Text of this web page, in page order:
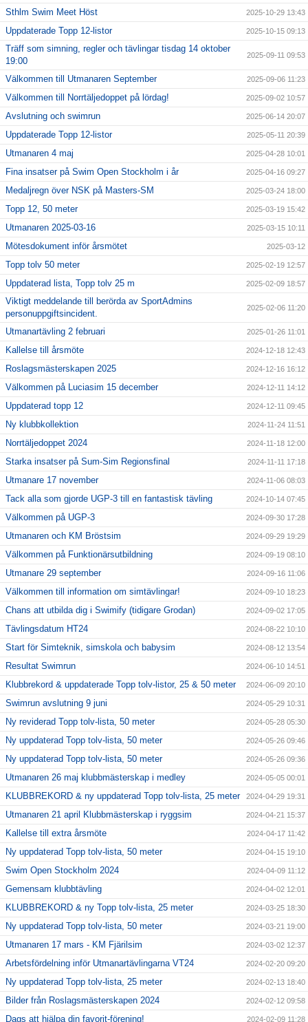
Sthlm Swim Meet Höst 2025-10-29 13:43
Uppdaterade Topp 12-listor 2025-10-15 09:13
Träff som simning, regler och tävlingar tisdag 14 oktober
19:00
2025-09-11 09:53
Välkommen till Utmanaren September 2025-09-06 11:23
Välkommen till Norrtäljedoppet på lördag! 2025-09-02 10:57
Avslutning och swimrun 2025-06-14 20:07
Uppdaterade Topp 12-listor 2025-05-11 20:39
Utmanaren 4 maj 2025-04-28 10:01
Fina insatser på Swim Open Stockholm i år 2025-04-16 09:27
Medaljregn över NSK på Masters-SM 2025-03-24 18:00
Topp 12, 50 meter 2025-03-19 15:42
Utmanaren 2025-03-16 2025-03-15 10:11
Mötesdokument inför årsmötet 2025-03-12
Topp tolv 50 meter 2025-02-19 12:57
Uppdaterad lista, Topp tolv 25 m 2025-02-09 18:57
Viktigt meddelande till berörda av SportAdmins
personuppgiftsincident.
2025-02-06 11:20
Utmanartävling 2 februari 2025-01-26 11:01
Kallelse till årsmöte 2024-12-18 12:43
Roslagsmästerskapen 2025 2024-12-16 16:12
Välkommen på Luciasim 15 december 2024-12-11 14:12
Uppdaterad topp 12 2024-12-11 09:45
Ny klubbkollektion 2024-11-24 11:51
Norrtäljedoppet 2024 2024-11-18 12:00
Starka insatser på Sum-Sim Regionsfinal 2024-11-11 17:18
Utmanare 17 november 2024-11-06 08:03
Tack alla som gjorde UGP-3 till en fantastisk tävling 2024-10-14 07:45
Välkommen på UGP-3 2024-09-30 17:28
Utmanaren och KM Bröstsim 2024-09-29 19:29
Välkommen på Funktionärsutbildning 2024-09-19 08:10
Utmanare 29 september 2024-09-16 11:06
Välkommen till information om simtävlingar! 2024-09-10 18:23
Chans att utbilda dig i Swimify (tidigare Grodan) 2024-09-02 17:05
Tävlingsdatum HT24 2024-08-22 10:10
Start för Simteknik, simskola och babysim 2024-08-12 13:54
Resultat Swimrun 2024-06-10 14:51
Klubbrekord & uppdaterade Topp tolv-listor, 25 & 50 meter 2024-06-09 20:10
Swimrun avslutning 9 juni 2024-05-29 10:31
Ny reviderad Topp tolv-lista, 50 meter 2024-05-28 05:30
Ny uppdaterad Topp tolv-lista, 50 meter 2024-05-26 09:46
Ny uppdaterad Topp tolv-lista, 50 meter 2024-05-26 09:36
Utmanaren 26 maj klubbmästerskap i medley 2024-05-05 00:01
KLUBBREKORD & ny uppdaterad Topp tolv-lista, 25 meter 2024-04-29 19:31
Utmanaren 21 april Klubbmästerskap i ryggsim 2024-04-21 15:37
Kallelse till extra årsmöte 2024-04-17 11:42
Ny uppdaterad Topp tolv-lista, 50 meter 2024-04-15 19:10
Swim Open Stockholm 2024 2024-04-09 11:12
Gemensam klubbtävling 2024-04-02 12:01
KLUBBREKORD & ny Topp tolv-lista, 25 meter 2024-03-25 18:30
Ny uppdaterad Topp tolv-lista, 50 meter 2024-03-21 19:00
Utmanaren 17 mars - KM Fjärilsim 2024-03-02 12:37
Arbetsfördelning inför Utmanartävlingarna VT24 2024-02-20 09:20
Ny uppdaterad Topp tolv-lista, 25 meter 2024-02-13 18:40
Bilder från Roslagsmästerskapen 2024 2024-02-12 09:58
Dags att hjälpa din favorit-förening! 2024-02-09 11:28